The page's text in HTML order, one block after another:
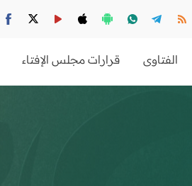
الفتاوى قرارات مجلس الإفتاء